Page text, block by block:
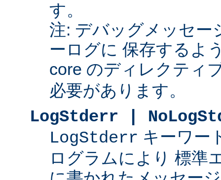
す。
注: デバッグメッセー
ーログに 保存するよ
core のディレクティ
必要があります。
LogStderr |
LogStderr キーワー
ログラムにより 標準